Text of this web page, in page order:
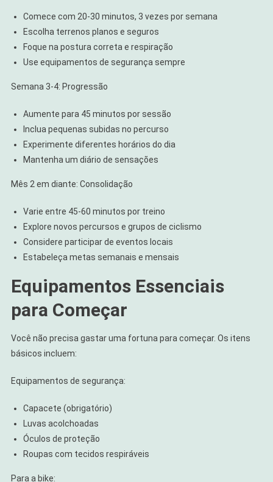
Comece com 20-30 minutos, 3 vezes por semana
Escolha terrenos planos e seguros
Foque na postura correta e respiração
Use equipamentos de segurança sempre
Semana 3-4: Progressão
Aumente para 45 minutos por sessão
Inclua pequenas subidas no percurso
Experimente diferentes horários do dia
Mantenha um diário de sensações
Mês 2 em diante: Consolidação
Varie entre 45-60 minutos por treino
Explore novos percursos e grupos de ciclismo
Considere participar de eventos locais
Estabeleça metas semanais e mensais
Equipamentos Essenciais
para Começar
Você não precisa gastar uma fortuna para começar. Os itens
básicos incluem:
Equipamentos de segurança:
Capacete (obrigatório)
Luvas acolchoadas
Óculos de proteção
Roupas com tecidos respiráveis
Para a bike: